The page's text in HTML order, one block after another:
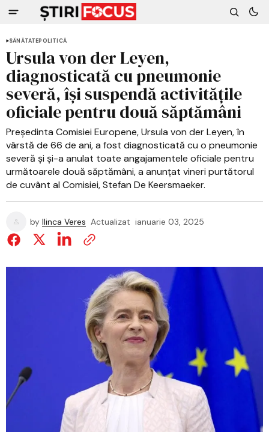
SĂNĂTATEPOLITICĂ
Ursula von der Leyen,
diagnosticată cu pneumonie
severă, își suspendă activitățile
oficiale pentru două săptămâni
Președinta Comisiei Europene, Ursula von der Leyen, în
vârstă de 66 de ani, a fost diagnosticată cu o pneumonie
severă și și-a anulat toate angajamentele oficiale pentru
următoarele două săptămâni, a anunțat vineri purtătorul
de cuvânt al Comisiei, Stefan De Keersmaeker.
by Ilinca Veres Actualizat ianuarie 03, 2025